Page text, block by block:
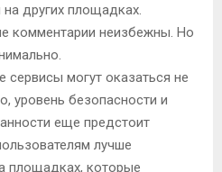
на других площадках.
комментарии неизбежны. Но
могут оказаться не
уровень безопасности и
еще предстоит
лучше
площадках, которые